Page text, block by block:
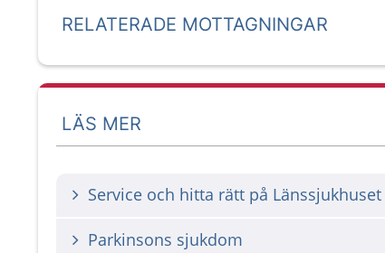
RELATERADE MOTTAGNINGAR
LÄS MER
Parkinsons sjukdom